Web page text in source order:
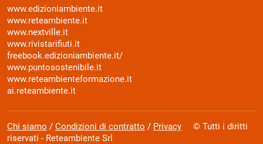
www.edizioniambiente.it
www.reteambiente.it
www.nextville.it
www.rivistarifiuti.it
freebook.edizioniambiente.it/
www.puntosostenibile.it
www.reteambienteformazione.it
ai.reteambiente.it
Chi siamo / Condizioni di contratto / Privacy © Tutti i diritti
riservati - Reteambiente Srl